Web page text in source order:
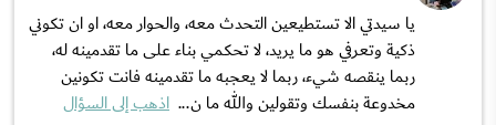
يا سيدتي الا تستطيعين التحدث معه، والحوار معه، او ان تكوني
ذكية وتعرفي هو ما يريد، لا تحكمي بناء على ما تقدمينه له،
ربما ينقصه شيء، ربما لا يعجبه ما تقدمينه فانت تكونين
مخدوعة بنفسك وتقولين والله ما ن... اذهب إلى السؤال